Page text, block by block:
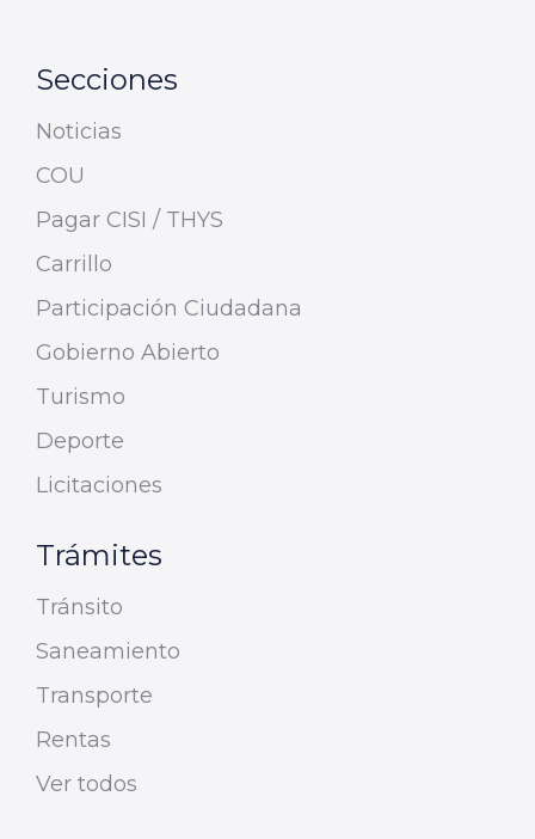
Secciones
Noticias
COU
Pagar CISI / THYS
Carrillo
Participación Ciudadana
Gobierno Abierto
Turismo
Deporte
Licitaciones
Trámites
Tránsito
Saneamiento
Transporte
Rentas
Ver todos